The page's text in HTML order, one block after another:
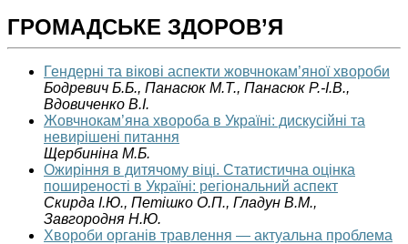
ГРОМАДСЬКЕ ЗДОРОВ’Я
Гендерні та вікові аспекти жовчнокам’яної хвороби
Бодревич Б.Б., Панасюк М.Т., Панасюк Р.-І.В.,
Вдовиченко В.І.
Жовчнокам’яна хвороба в Україні: дискусійні та
невирішені питання
Щербиніна М.Б.
Ожиріння в дитячому віці. Статистична оцінка
поширеності в Україні: регіональний аспект
Скирда І.Ю., Петішко О.П., Гладун В.М.,
Завгородня Н.Ю.
Хвороби органів травлення — актуальна проблема